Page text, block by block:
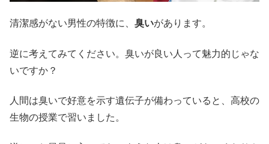
清潔感がない男性の特徴に、 臭いがあります。
逆に考えてみてください。臭いが良い人って魅力的じゃな
いですか？
人間は臭いで好意を示す遺伝子が備わっていると、高校の
生物の授業で習いました。